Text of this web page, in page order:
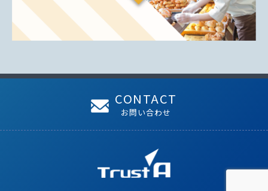
CONTACT
お問い合わせ